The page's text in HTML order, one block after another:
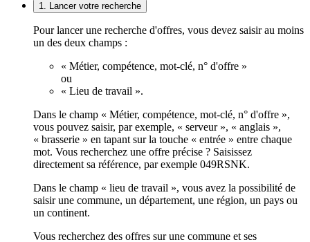
1. Lancer votre recherche
Pour lancer une recherche d'offres, vous devez saisir au moins
un des deux champs :
« Métier, compétence, mot-clé, n° d'offre »
ou
« Lieu de travail ».
Dans le champ « Métier, compétence, mot-clé, n° d'offre »,
vous pouvez saisir, par exemple, « serveur », « anglais »,
« brasserie » en tapant sur la touche « entrée » entre chaque
mot. Vous recherchez une offre précise ? Saisissez
directement sa référence, par exemple 049RSNK.
Dans le champ « lieu de travail », vous avez la possibilité de
saisir une commune, un département, une région, un pays ou
un continent.
Vous recherchez des offres sur une commune et ses